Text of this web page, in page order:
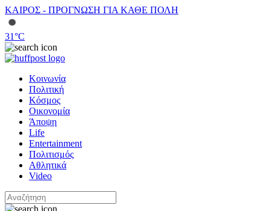
ΚΑΙΡΟΣ - ΠΡΟΓΝΩΣΗ ΓΙΑ ΚΑΘΕ ΠΟΛΗ
31°C
Κοινωνία
Πολιτική
Κόσμος
Οικονομία
Άποψη
Life
Entertainment
Πολιτισμός
Αθλητικά
Video